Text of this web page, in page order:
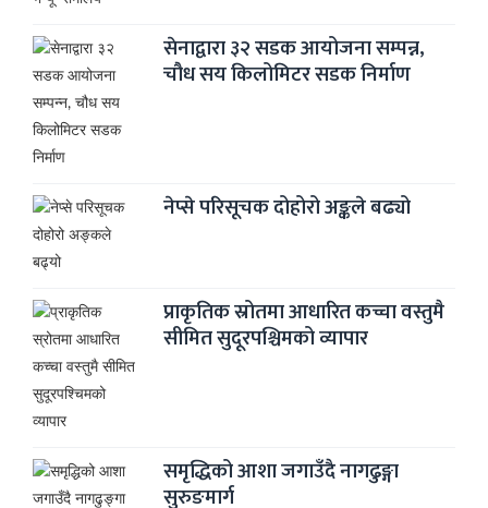
सेनाद्वारा ३२ सडक आयोजना सम्पन्न,
चौध सय किलोमिटर सडक निर्माण
नेप्से परिसूचक दोहोरो अङ्कले बढ्यो
प्राकृतिक स्रोतमा आधारित कच्चा वस्तुमै
सीमित सुदूरपश्चिमको व्यापार
समृद्धिको आशा जगाउँदै नागढुङ्गा
सुरुङमार्ग